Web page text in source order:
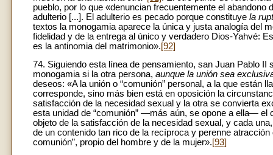
pueblo, por lo que «denuncian frecuentemente el
adulterio [...]. El adulterio es pecado porque constituye la
textos la monogamia aparece la única y justa analogía del
fidelidad y de la entrega al único y verdadero Dios-Yahvé:
es la antinomia del matrimonio».[92]
74. Siguiendo esta línea de pensamiento, san Juan Pablo
monogamia si la otra persona, aunque la unión sea
deseos: «A la unión o “comunión” personal, a la que están
corresponde, sino más bien está en oposición la
satisfacción de la necesidad sexual y la otra se convierta
esta unidad de “comunión” —más aún, se opone a ella—
objeto de la satisfacción de la necesidad sexual, y cada
de un contenido tan rico de la recíproca y perenne
comunión”, propio del hombre y de la mujer».[93]